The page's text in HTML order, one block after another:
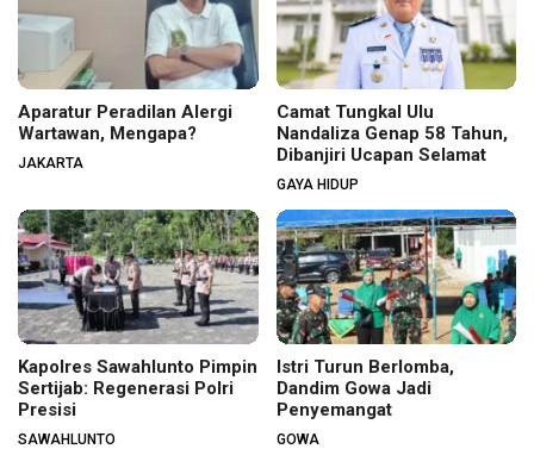
Aparatur Peradilan Alergi
Wartawan, Mengapa?
JAKARTA
Camat Tungkal Ulu
Nandaliza Genap 58 Tahun,
Dibanjiri Ucapan Selamat
GAYA HIDUP
Kapolres Sawahlunto Pimpin
Sertijab: Regenerasi Polri
Presisi
SAWAHLUNTO
Istri Turun Berlomba,
Dandim Gowa Jadi
Penyemangat
GOWA